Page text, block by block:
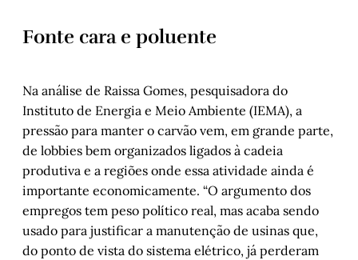
Fonte cara e poluente
Na análise de Raissa Gomes, pesquisadora do
Instituto de Energia e Meio Ambiente (IEMA), a
pressão para manter o carvão vem, em grande parte,
de lobbies bem organizados ligados à cadeia
produtiva e a regiões onde essa atividade ainda é
importante economicamente. “O argumento dos
empregos tem peso político real, mas acaba sendo
usado para justificar a manutenção de usinas que,
do ponto de vista do sistema elétrico, já perderam